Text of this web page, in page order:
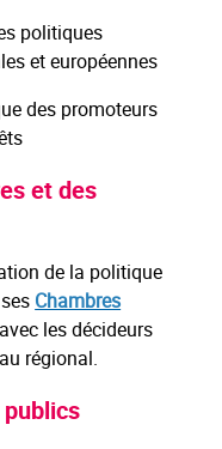
politiques
et européennes
des promoteurs
et des
de la politique
Chambres
les décideurs
régional.